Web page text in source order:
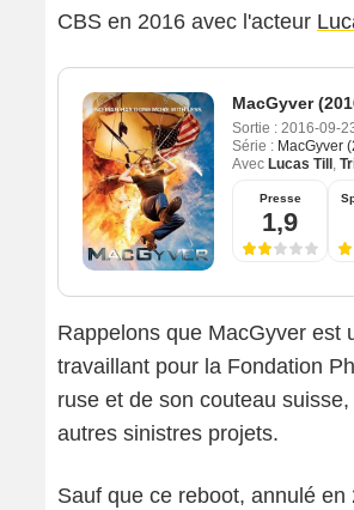
CBS en 2016 avec l'acteur
MacGyver
Sortie : 2016-09-
Série : MacGyver
Avec Lucas Till ,
Presse
1,9
Rappelons que MacGyver est
travaillant pour la Fondation
ruse et de son couteau
autres sinistres projets.
Sauf que ce reboot, annulé